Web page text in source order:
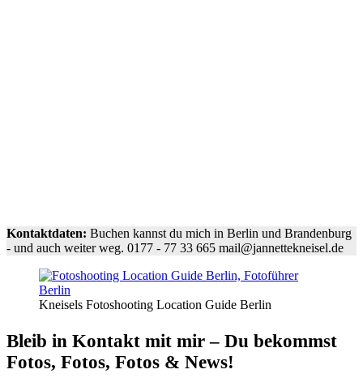
Kontaktdaten: Buchen kannst du mich in Berlin und Brandenburg
- und auch weiter weg. 0177 - 77 33 665 mail@jannettekneisel.de
Kneisels Fotoshooting Location Guide Berlin
Bleib in Kontakt mit mir – Du bekommst
Fotos, Fotos, Fotos & News!